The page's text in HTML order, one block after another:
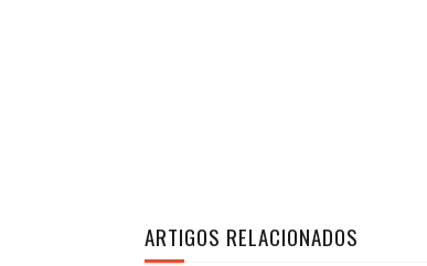
ARTIGOS RELACIONADOS